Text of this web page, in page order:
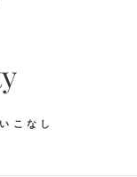
こなし